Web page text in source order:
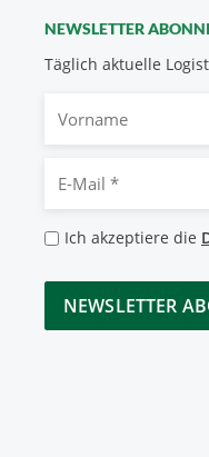
NEWSLETTER
Täglich aktuelle
Mail
Ich akzeptiere die
CAPTCHA